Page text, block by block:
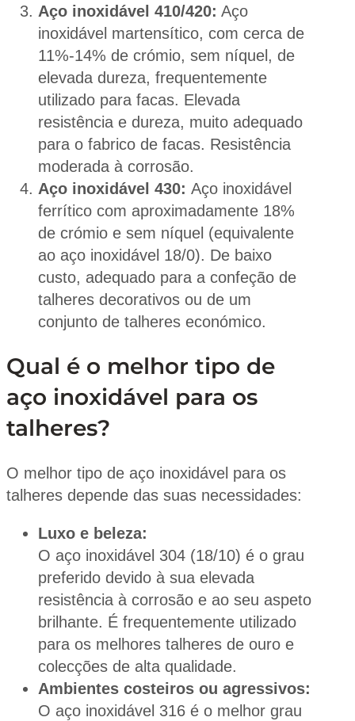
Aço inoxidável 410/420: Aço
inoxidável martensítico, com cerca de
11%-14% de crómio, sem níquel, de
elevada dureza, frequentemente
utilizado para facas. Elevada
resistência e dureza, muito adequado
para o fabrico de facas. Resistência
moderada à corrosão.
Aço inoxidável 430: Aço inoxidável
ferrítico com aproximadamente 18%
de crómio e sem níquel (equivalente
ao aço inoxidável 18/0). De baixo
custo, adequado para a confeção de
talheres decorativos ou de um
conjunto de talheres económico.
Qual é o melhor tipo de
aço inoxidável para os
talheres?
O melhor tipo de aço inoxidável para os
talheres depende das suas necessidades:
Luxo e beleza:
O aço inoxidável 304 (18/10) é o grau
preferido devido à sua elevada
resistência à corrosão e ao seu aspeto
brilhante. É frequentemente utilizado
para os melhores talheres de ouro e
colecções de alta qualidade.
Ambientes costeiros ou agressivos:
O aço inoxidável 316 é o melhor grau